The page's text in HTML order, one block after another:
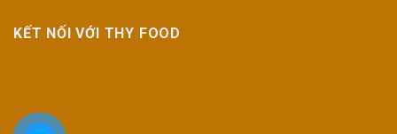
KẾT NỐI VỚI THY FOOD